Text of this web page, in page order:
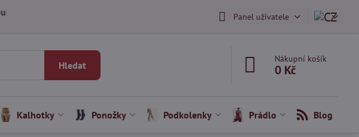
Panel uživatele
Hledat
Nákupní košík
0 Kč
Kalhotky Ponožky Podkolenky Prádlo Blog